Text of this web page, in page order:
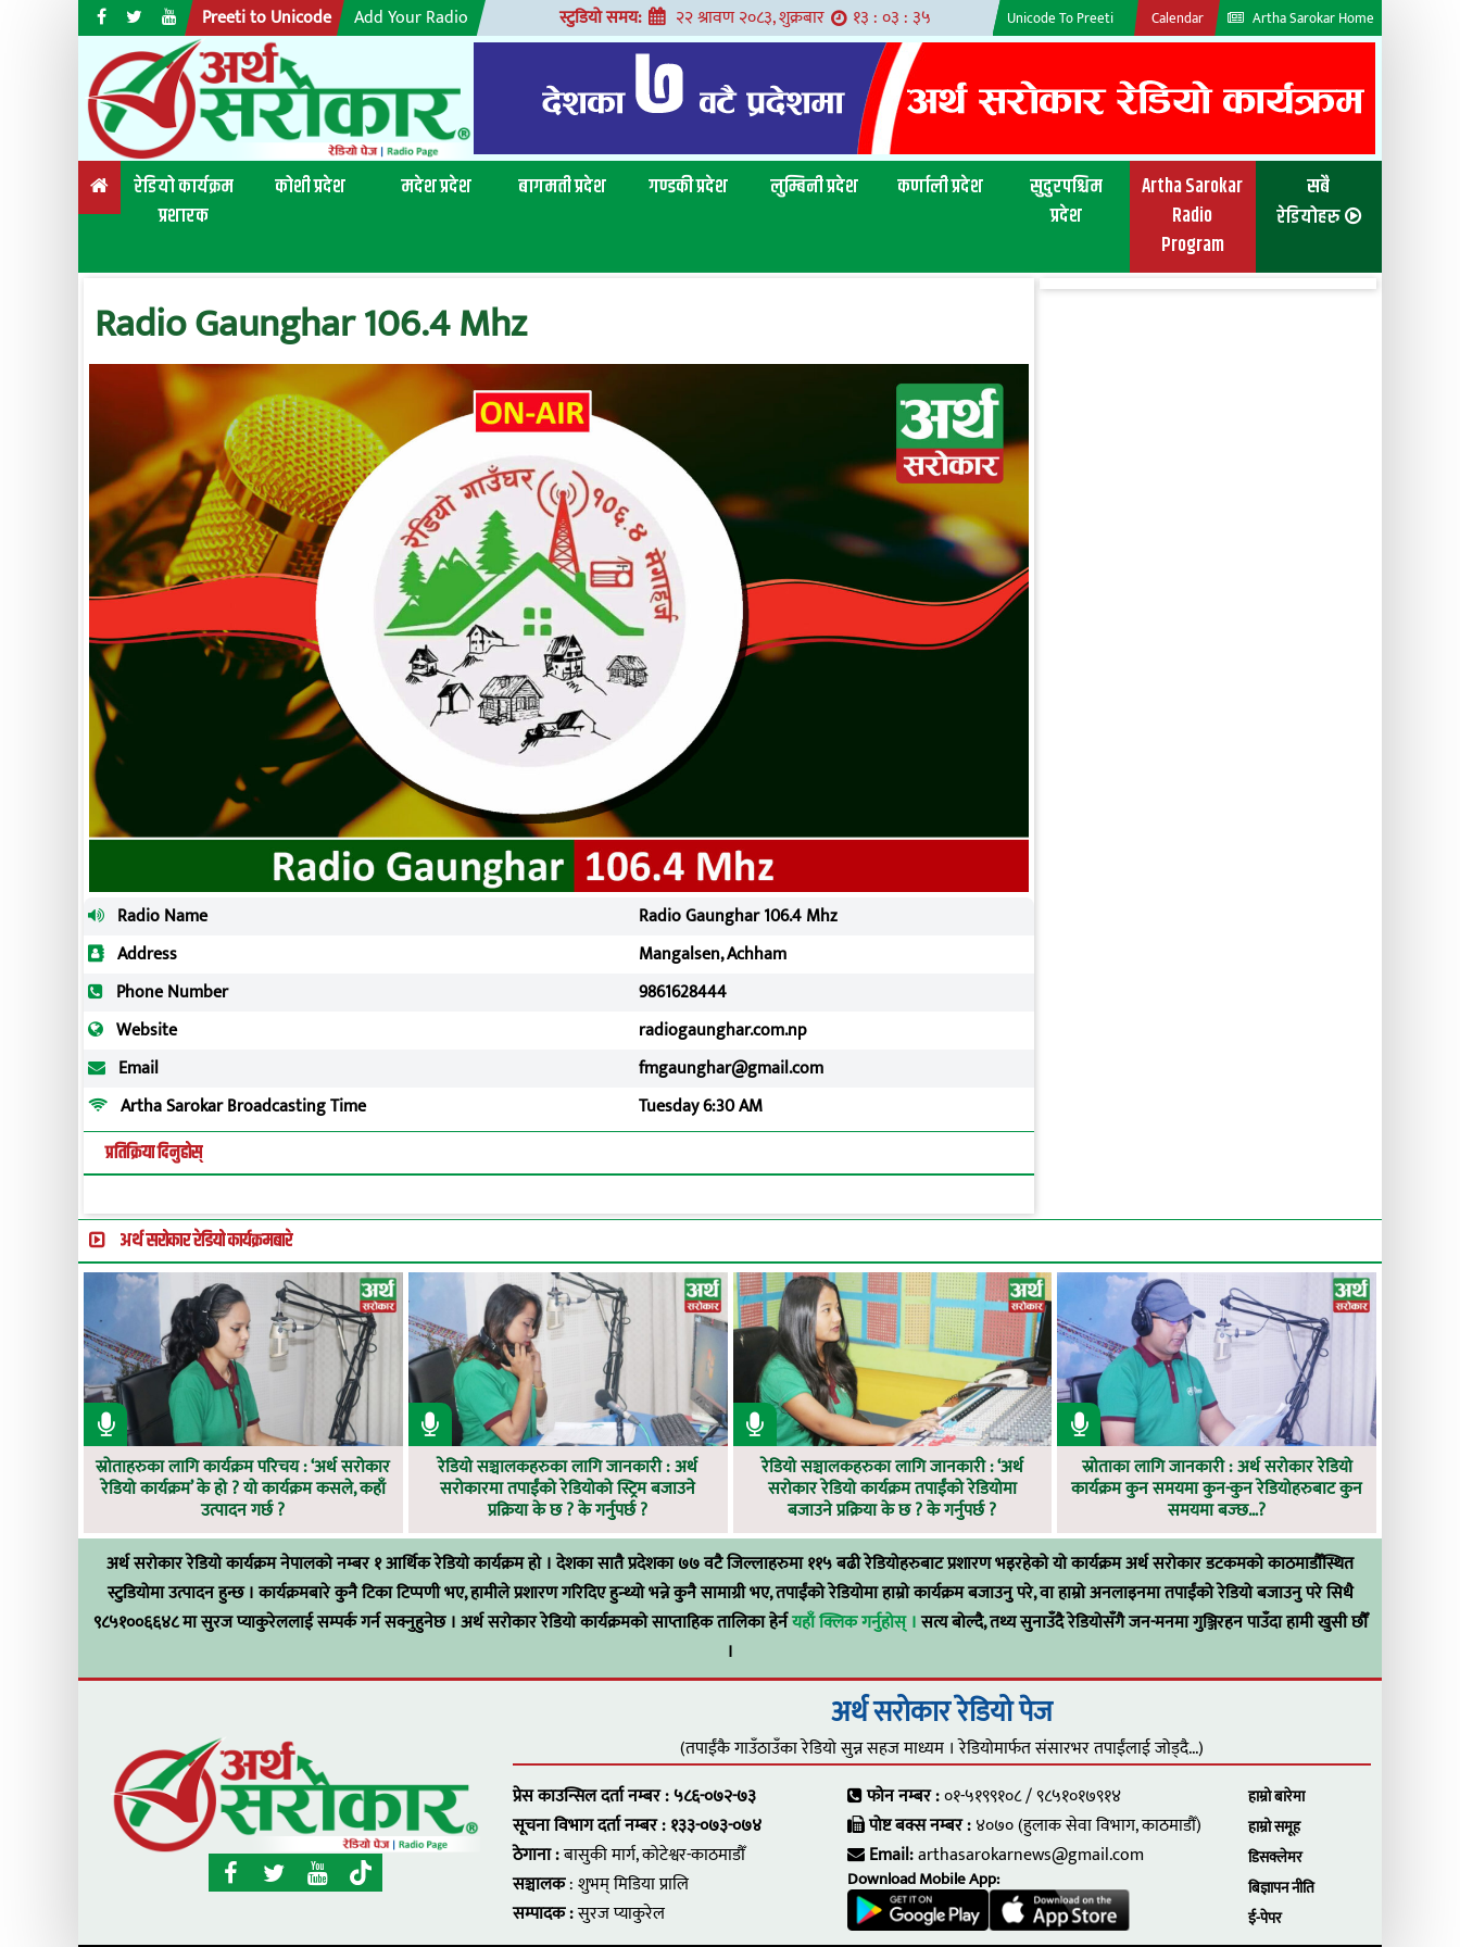
Skip
to
content
Preeti to Unicode Add Your Radio स्टुडियो समय: २२ श्रावण २०८३, शुक्रबार १३ : ०३ : ३५ Unicode To Preeti Calendar Artha Sarokar Home
रेडियो कार्यक्रम
प्रशारक
कोशी प्रदेश मदेश प्रदेश बागमती प्रदेश गण्डकी प्रदेश लुम्बिनी प्रदेश कर्णाली प्रदेश
सुदुरपश्चिम
प्रदेश
Artha Sarokar
Radio
Program
सबै
रेडियोहरु
Radio Gaunghar 106.4 Mhz
Radio Name
Radio Gaunghar 106.4 Mhz
Address
Mangalsen, Achham
Phone Number
9861628444
Website
radiogaunghar.com.np
Email
fmgaunghar@gmail.com
Artha Sarokar Broadcasting Time
Tuesday 6:30 AM
प्रतिक्रिया दिनुहोस्
अर्थ सरोकार रेडियो कार्यक्रमबारे
स्रोताहरुका लागि कार्यक्रम परिचय : ‘अर्थ सरोकार
रेडियो कार्यक्रम’ के हो ? यो कार्यक्रम कसले, कहाँ
उत्पादन गर्छ ?
रेडियो सञ्चालकहरुका लागि जानकारी : अर्थ
सरोकारमा तपाईंको रेडियोको स्ट्रिम बजाउने
प्रक्रिया के छ ? के गर्नुपर्छ ?
रेडियो सञ्चालकहरुका लागि जानकारी : ‘अर्थ
सरोकार रेडियो कार्यक्रम तपाईंको रेडियोमा
बजाउने प्रक्रिया के छ ? के गर्नुपर्छ ?
स्रोताका लागि जानकारी : अर्थ सरोकार रेडियो
कार्यक्रम कुन समयमा कुन-कुन रेडियोहरुबाट कुन
समयमा बज्छ…?
अर्थ सरोकार रेडियो कार्यक्रम नेपालको नम्बर १ आर्थिक रेडियो कार्यक्रम हो । देशका सातै प्रदेशका ७७ वटै जिल्लाहरुमा ११५ बढी रेडियोहरुबाट प्रशारण भइरहेको यो कार्यक्रम अर्थ सरोकार डटकमको काठमाडौँस्थित
स्टुडियोमा उत्पादन हुन्छ । कार्यक्रमबारे कुनै टिका टिप्पणी भए, हामीले प्रशारण गरिदिए हुन्थ्यो भन्ने कुनै सामाग्री भए, तपाईंको रेडियोमा हाम्रो कार्यक्रम बजाउनु परे, वा हाम्रो अनलाइनमा तपाईंको रेडियो बजाउनु परे सिधै
९८५१००६६४८ मा सुरज प्याकुरेललाई सम्पर्क गर्न सक्नुहुनेछ । अर्थ सरोकार रेडियो कार्यक्रमको साप्ताहिक तालिका हेर्नयहाँ क्लिक गर्नुहोस् ।सत्य बोल्दै, तथ्य सुनाउँदै रेडियोसँगै जन-मनमा गुञ्जिरहन पाउँदा हामी खुसी छौँ
।
अर्थ सरोकार रेडियो पेज
(तपाईंकै गाउँठाउँका रेडियो सुन्न सहज माध्यम । रेडियोमार्फत संसारभर तपाईंलाई जोड्दै...)
प्रेस काउन्सिल दर्ता नम्बर : ५८६-०७२-७३
सूचना विभाग दर्ता नम्बर : १३३-०७३-०७४
ठेगाना :बासुकी मार्ग, कोटेश्वर-काठमाडौँ
सञ्चालक: शुभम् मिडिया प्रालि
सम्पादक :सुरज प्याकुरेल
फोन नम्बर :०१-५१९९१०८ / ९८५१०१७९१४
पोष्ट बक्स नम्बर :४०७० (हुलाक सेवा विभाग, काठमाडौँ)
Email:arthasarokarnews@gmail.com
Download Mobile App:
हाम्रो बारेमा
हाम्रो समूह
डिसक्लेमर
बिज्ञापन नीति
ई-पेपर